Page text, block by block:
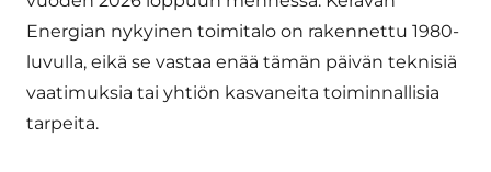
Energian nykyinen toimitalo on rakennettu 1980-
luvulla, eikä se vastaa enää tämän päivän teknisiä
vaatimuksia tai yhtiön kasvaneita toiminnallisia
tarpeita.